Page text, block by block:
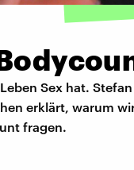
Sex hat.
erklärt, warum
fragen.